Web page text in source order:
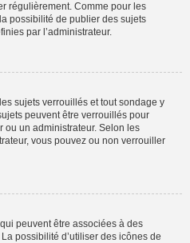
régulièrement. Comme pour les
possibilité de publier des sujets
par l’administrateur.
sujets verrouillés et tout sondage y
peuvent être verrouillés pour
ou un administrateur. Selon les
vous pouvez ou non verrouiller
peuvent être associées à des
possibilité d’utiliser des icônes de